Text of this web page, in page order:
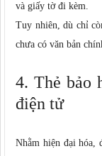
và giấy tờ đi kèm.
Tuy nhiên, dù chỉ
chưa có văn bản
4. Thẻ bảo
điện tử
Nhằm hiện đại hóa,